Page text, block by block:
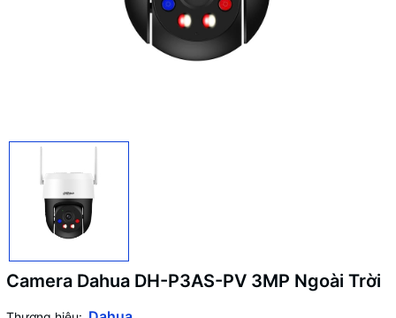
Camera Dahua DH-P3AS-PV 3MP Ngoài Trời